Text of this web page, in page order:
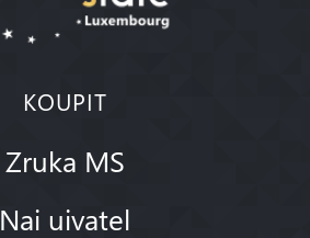
KOUPIT
Zruka MS
Nai uivatel